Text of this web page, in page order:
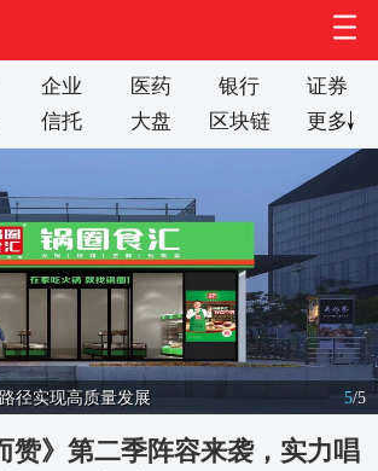
企业 医药 银行
证券
信托 大盘 区块链 更多
径实现高质量发展 5/5
赞》第二季阵容来袭，实力唱